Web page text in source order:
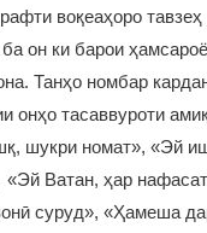
воқеаҳоро
он ки барои
Танҳо номбар
онҳо тасаввуроти
шукри номат», «Эй
Ватан, ҳар
суруд», «Ҳамеша